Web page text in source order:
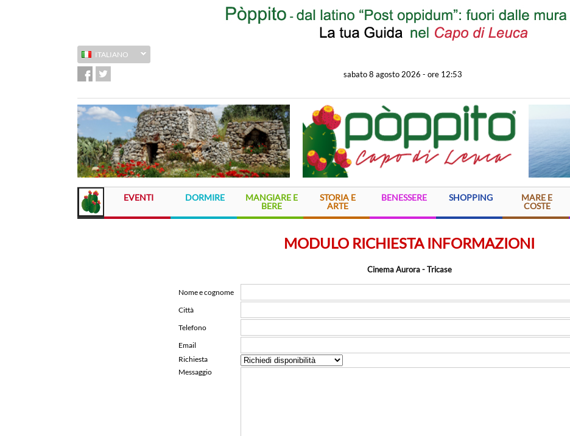
ITALIANO
sabato 8 agosto 2026 - ore 12:53
EVENTI DORMIRE
MANGIARE E
BERE
STORIA E
ARTE
BENESSERE SHOPPING
MARE E
COSTE
MODULO RICHIESTA INFORMAZIONI
Cinema Aurora - Tricase
Nome e cognome
Città
Telefono
Email
Richiesta
Messaggio